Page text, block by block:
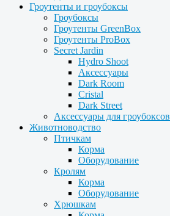
Гроутенты и гроубоксы
Гроубоксы
Гроутенты GreenBox
Гроутенты ProBox
Secret Jardin
Hydro Shoot
Аксессуары
Dark Room
Cristal
Dark Street
Аксессуары для гроубоксов
Животноводство
Птичкам
Корма
Оборудование
Кролям
Корма
Оборудование
Хрюшкам